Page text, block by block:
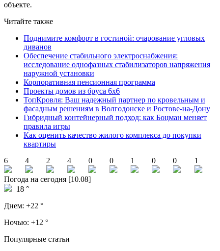
объекте.
Читайте также
Поднимите комфорт в гостиной: очарование угловых
диванов
Обеспечение стабильного электроснабжения:
исследование однофазных стабилизаторов напряжения
наружной установки
Корпоративная пенсионная программа
Проекты домов из бруса 6х6
ТопКровля: Ваш надежный партнер по кровельным и
фасадным решениям в Волгодонске и Ростове-на-Дону
Гибридный контейнерный подход: как Боцман меняет
правила игры
Как оценить качество жилого комплекса до покупки
квартиры
6
4 2 4 0 0 1 0 0 1
Погода на сегодня [10.08]
+18 °
Днем: +22 °
Ночью: +12 °
Популярные статьи